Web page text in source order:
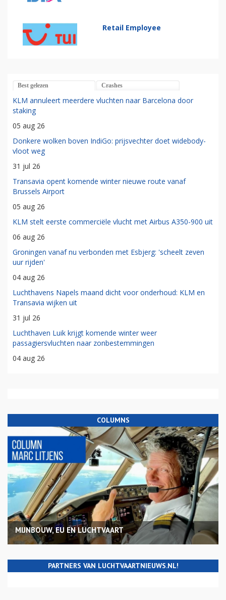
Retail Employee
Best gelezen Crashes
KLM annuleert meerdere vluchten naar Barcelona door
staking
05 aug 26
Donkere wolken boven IndiGo: prijsvechter doet widebody-
vloot weg
31 jul 26
Transavia opent komende winter nieuwe route vanaf
Brussels Airport
05 aug 26
KLM stelt eerste commerciële vlucht met Airbus A350-900 uit
06 aug 26
Groningen vanaf nu verbonden met Esbjerg: 'scheelt zeven
uur rijden'
04 aug 26
Luchthavens Napels maand dicht voor onderhoud: KLM en
Transavia wijken uit
31 jul 26
Luchthaven Luik krijgt komende winter weer
passagiersvluchten naar zonbestemmingen
04 aug 26
COLUMNS
MIJNBOUW, EU EN LUCHTVAART
PARTNERS VAN LUCHTVAARTNIEUWS.NL!